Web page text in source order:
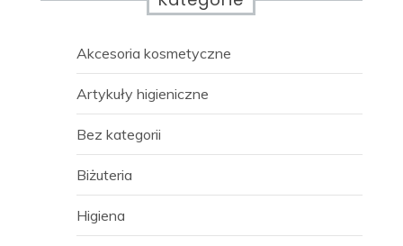
Akcesoria kosmetyczne
Artykuły higieniczne
Bez kategorii
Biżuteria
Higiena